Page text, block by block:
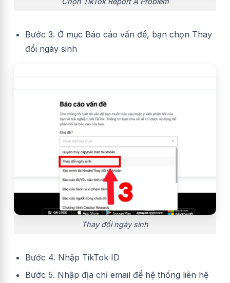
Bước 3. Ở mục Báo cáo vấn đề, bạn chọn Thay
đổi ngày sinh
Thay đổi ngày sinh
Bước 4. Nhập TikTok ID
Bước 5. Nhập địa chỉ email để hệ thống liên hệ